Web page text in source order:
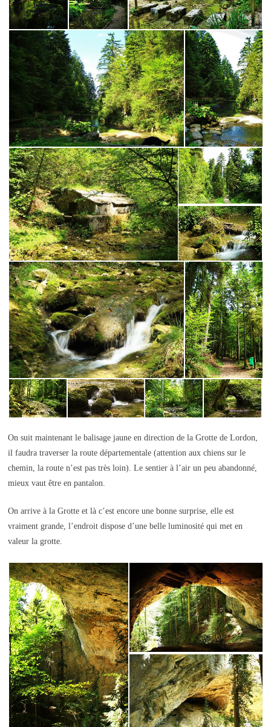
On suit maintenant le balisage jaune en direction de la Grotte de Lordon,
il faudra traverser la route départementale (attention aux chiens sur le
chemin, la route n’est pas très loin). Le sentier à l’air un peu abandonné,
mieux vaut être en pantalon.
On arrive à la Grotte et là c’est encore une bonne surprise, elle est
vraiment grande, l’endroit dispose d’une belle luminosité qui met en
valeur la grotte.